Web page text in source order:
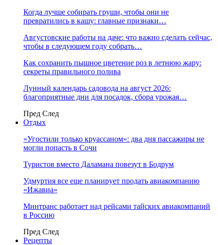
Когда лучше собирать груши, чтобы они не
превратились в кашу: главные признаки…
Августовские работы на даче: что важно сделать сейчас,
чтобы в следующем году собрать…
Как сохранить пышное цветение роз в летнюю жару:
секреты правильного полива
Лунный календарь садовода на август 2026:
благоприятные дни для посадок, сбора урожая…
Пред След
Отдых
«Угостили только круассаном»: два дня пассажиры не
могли попасть в Сочи
Туристов вместо Даламана повезут в Бодрум
Удмуртия все еще планирует продать авиакомпанию
«Ижавиа»
Минтранс работает над рейсами тайских авиакомпаний
в Россию
Пред След
Рецепты